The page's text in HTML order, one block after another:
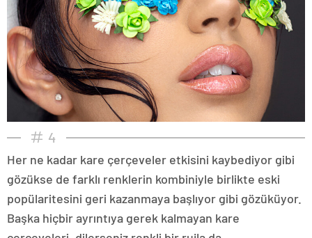
4
Her ne kadar kare çerçeveler etkisini kaybediyor gibi
gözükse de farklı renklerin kombiniyle birlikte eski
popülaritesini geri kazanmaya başlıyor gibi gözüküyor.
Başka hiçbir ayrıntıya gerek kalmayan kare